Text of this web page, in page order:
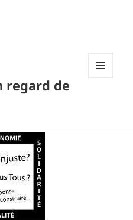
regard de